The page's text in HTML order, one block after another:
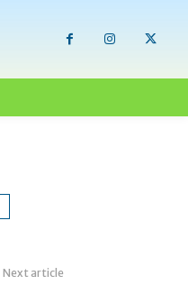
Next article